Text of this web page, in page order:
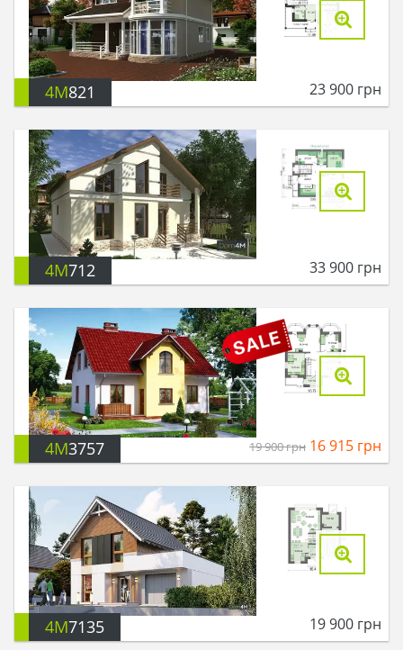
4M821 23 900 грн
4M712 33 900 грн
4M3757 19 900грн 16 915 грн
4M7135 19 900 грн